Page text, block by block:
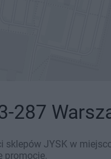
287
JYSK w
promocje.